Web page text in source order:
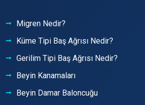
Migren Nedir?
Küme Tipi Baş Ağrısı Nedir?
Gerilim Tipi Baş Ağrısı Nedir?
Beyin Kanamaları
Beyin Damar Baloncuğu